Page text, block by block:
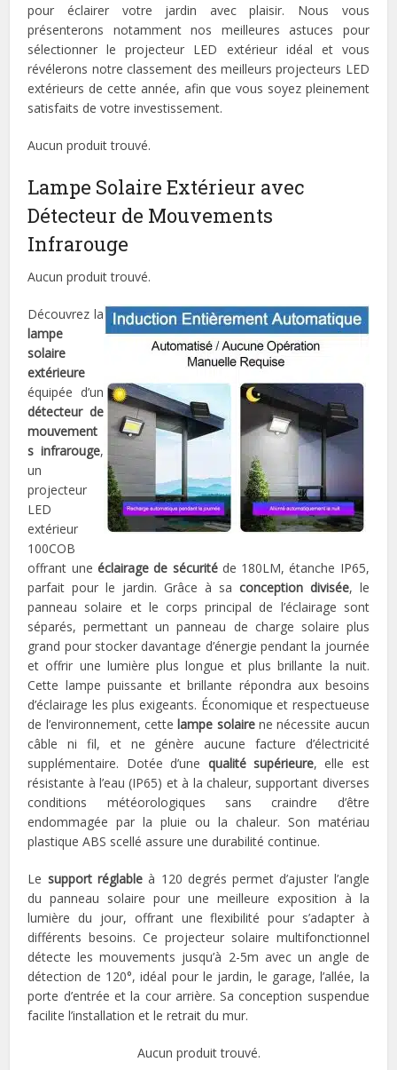
pour éclairer votre jardin avec plaisir. Nous vous
présenterons notamment nos meilleures astuces pour
sélectionner le projecteur LED extérieur idéal et vous
révélerons notre classement des meilleurs projecteurs LED
extérieurs de cette année, afin que vous soyez pleinement
satisfaits de votre investissement.
Aucun produit trouvé.
Lampe Solaire Extérieur avec
Détecteur de Mouvements
Infrarouge
Aucun produit trouvé.
Découvrez la
lampe
solaire
extérieure
équipée d’un
détecteur de
mouvement
s infrarouge,
un
projecteur
LED
extérieur
100COB
offrant une éclairage de sécuritéde 180LM, étanche IP65,
parfait pour le jardin. Grâce à sa conception divisée, le
panneau solaire et le corps principal de l’éclairage sont
séparés, permettant un panneau de charge solaire plus
grand pour stocker davantage d’énergie pendant la journée
et offrir une lumière plus longue et plus brillante la nuit.
Cette lampe puissante et brillante répondra aux besoins
d’éclairage les plus exigeants. Économique et respectueuse
de l’environnement, cettelampe solairene nécessite aucun
câble ni fil, et ne génère aucune facture d’électricité
supplémentaire. Dotée d’une qualité supérieure, elle est
résistante à l’eau (IP65) et à la chaleur, supportant diverses
conditions météorologiques sans craindre d’être
endommagée par la pluie ou la chaleur. Son matériau
plastique ABS scellé assure une durabilité continue.
Le support réglableà 120 degrés permet d’ajuster l’angle
du panneau solaire pour une meilleure exposition à la
lumière du jour, offrant une flexibilité pour s’adapter à
différents besoins. Ce projecteur solaire multifonctionnel
détecte les mouvements jusqu’à 2-5m avec un angle de
détection de 120°, idéal pour le jardin, le garage, l’allée, la
porte d’entrée et la cour arrière. Sa conception suspendue
facilite l’installation et le retrait du mur.
Aucun produit trouvé.